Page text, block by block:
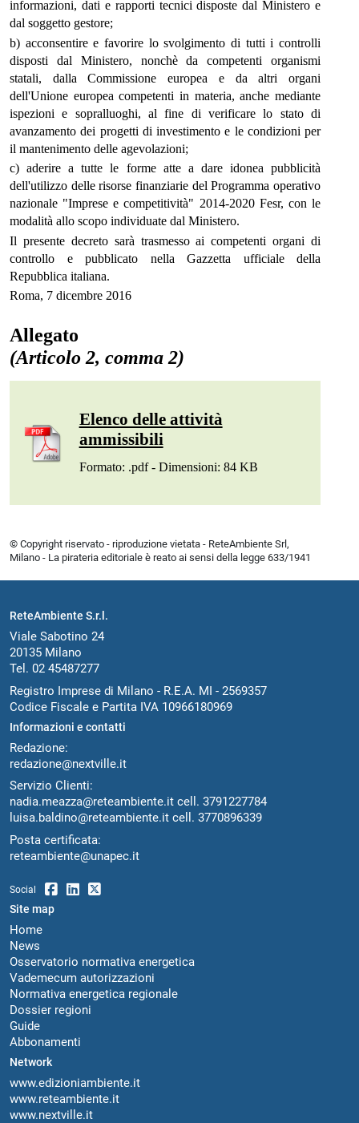
informazioni, dati e rapporti tecnici disposte dal Ministero e
dal soggetto gestore;
b) acconsentire e favorire lo svolgimento di tutti i controlli
disposti dal Ministero, nonchè da competenti organismi
statali, dalla Commissione europea e da altri organi
dell'Unione europea competenti in materia, anche mediante
ispezioni e sopralluoghi, al fine di verificare lo stato di
avanzamento dei progetti di investimento e le condizioni per
il mantenimento delle agevolazioni;
c) aderire a tutte le forme atte a dare idonea pubblicità
dell'utilizzo delle risorse finanziarie del Programma operativo
nazionale "Imprese e competitività" 2014-2020 Fesr, con le
modalità allo scopo individuate dal Ministero.
Il presente decreto sarà trasmesso ai competenti organi di
controllo e pubblicato nella Gazzetta ufficiale della
Repubblica italiana.
Roma, 7 dicembre 2016
Allegato
(Articolo 2, comma 2)
Elenco delle attività
ammissibili
Formato: .pdf - Dimensioni: 84 KB
© Copyright riservato - riproduzione vietata - ReteAmbiente Srl,
Milano - La pirateria editoriale è reato ai sensi della legge 633/1941
ReteAmbiente S.r.l.
Viale Sabotino 24
20135 Milano
Tel. 02 45487277
Registro Imprese di Milano - R.E.A. MI - 2569357
Codice Fiscale e Partita IVA 10966180969
Informazioni e contatti
Redazione:
redazione@nextville.it
Servizio Clienti:
nadia.meazza@reteambiente.it cell. 3791227784
luisa.baldino@reteambiente.it cell. 3770896339
Posta certificata:
reteambiente@unapec.it
Social
Site map
Home
News
Osservatorio normativa energetica
Vademecum autorizzazioni
Normativa energetica regionale
Dossier regioni
Guide
Abbonamenti
Network
www.edizioniambiente.it
www.reteambiente.it
www.nextville.it